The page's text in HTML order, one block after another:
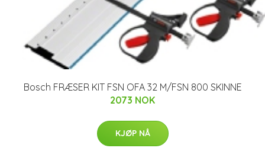
Bosch FRÆSER KIT FSN OFA 32 M/FSN 800 SKINNE
2073 NOK
KJØP NÅ